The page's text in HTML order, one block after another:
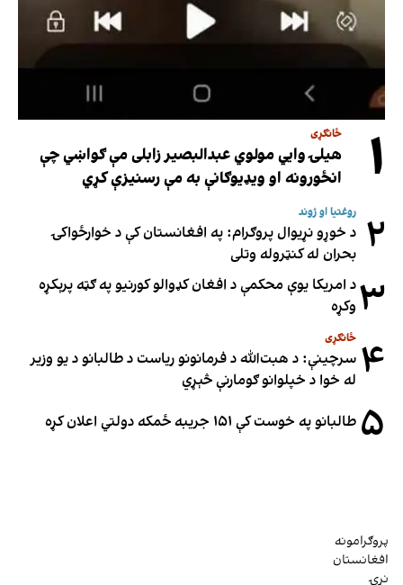
۱ ځانګړی
هیلۍ وایي مولوي عبدالبصیر زابلی مې ګواښي چې
انځورونه او ویډیوګانې به مې رسنیزې کړي
۲ روغتیا او ژوند
د خوړو نړیوال پروګرام: په افغانستان کې د خوارځواکۍ
بحران له کنټروله وتلی
۳د امریکا یوې محکمې د افغان کډوالو کورنیو په ګټه پرېکړه
وکړه
۴ ځانګړی
سرچینې: د هبت‌الله د فرمانونو ریاست د طالبانو د یو وزیر
له خوا د خپلوانو ګومارنې څېړي
۵ طالبانو په خوست کې ۱۵۱ جریبه ځمکه دولتي اعلان کړه
پروګرامونه
افغانستان
نړۍ